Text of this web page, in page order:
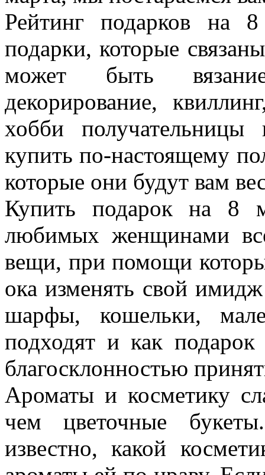
Рейтинг подарков на 8
подарки, которые
может быть
декорирование,
хобби получательницы
купить по-настоящему
которые они будут вам
Купить подарок на 8
любимых женщинами
вещи, при помощи
ока изменять свой
шарфы, кошельки,
подходят и как
благосклонностью
Ароматы и косметику
чем цветочные
известно, какой